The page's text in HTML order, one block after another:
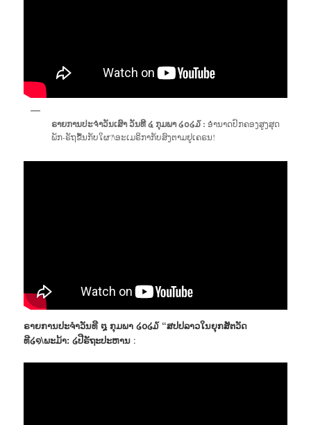
ຣາຍການປະຈຳວັນເສົາ ວັນທີ ໔ ກຸມພາ ໒໐໒໓ : ອຳນາດປົກຄອງສູງສຸດ
ພັກ-ຣັຖຂື້ນກັບໃຜ?\ອະເມຣິກາກັບສົງຕາມຢູເຄຣນ!
ຣາຍການປະຈຳວັນທີ ໘ ກຸມພາ ໒໐໒໓ “ສປປລາວໃນຍຸກສັຕວັດ
ທີ໒໑\ພະມ້າ: ໒ປີຣັຖະປະຫານ :